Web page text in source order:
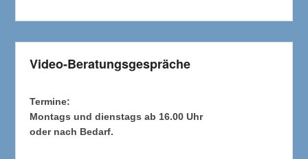
Video-Beratungsgespräche
Termine:
Montags und dienstags ab 16.00 Uhr
oder nach Bedarf.